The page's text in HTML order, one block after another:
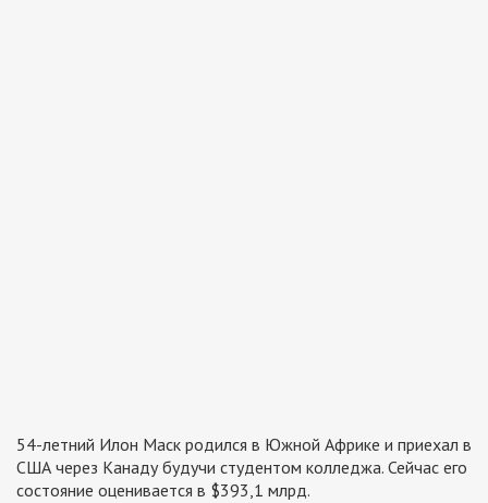
54-летний Илон Маск родился в Южной Африке и приехал в
США через Канаду будучи студентом колледжа. Сейчас его
состояние оценивается в $393,1 млрд.